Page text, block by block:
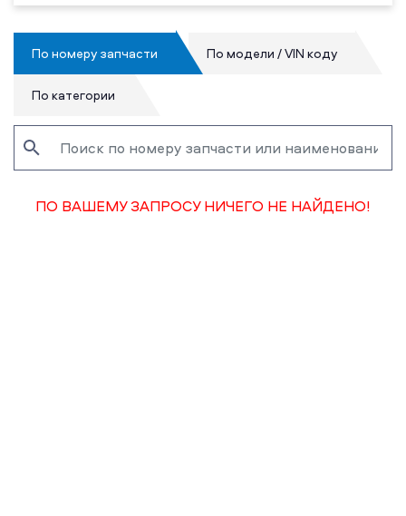
По номеру запчасти По модели / VIN коду
По категории
ПО ВАШЕМУ ЗАПРОСУ НИЧЕГО НЕ НАЙДЕНО!